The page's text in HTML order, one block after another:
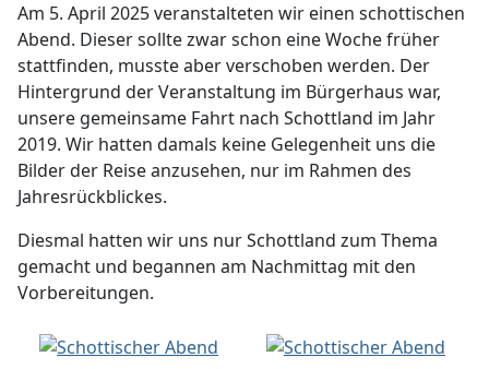
Am 5. April 2025 veranstalteten wir einen schottischen
Abend. Dieser sollte zwar schon eine Woche früher
stattfinden, musste aber verschoben werden. Der
Hintergrund der Veranstaltung im Bürgerhaus war,
unsere gemeinsame Fahrt nach Schottland im Jahr
2019. Wir hatten damals keine Gelegenheit uns die
Bilder der Reise anzusehen, nur im Rahmen des
Jahresrückblickes.
Diesmal hatten wir uns nur Schottland zum Thema
gemacht und begannen am Nachmittag mit den
Vorbereitungen.